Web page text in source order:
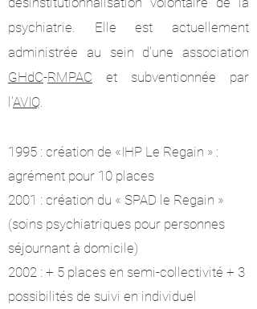
psychiatrie. Elle est actuellement
administrée au sein d'une association
GHdC-RMPAC et subventionnée par
l'AVIQ.
1995 : création de «IHP Le Regain » :
agrément pour 10 places
2001 : création du « SPAD le Regain »
(soins psychiatriques pour personnes
séjournant à domicile)
2002 : + 5 places en semi-collectivité + 3
possibilités de suivi en individuel